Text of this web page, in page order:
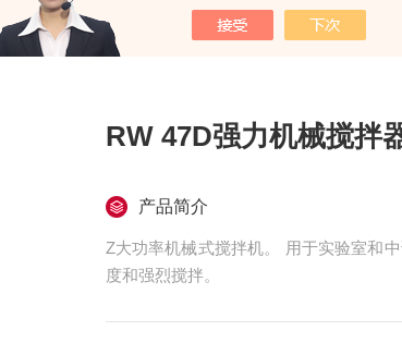
RW 47D强力机械搅拌
产品简介
Z大功率机械式搅拌机。 用于实验室和
度和强烈搅拌。